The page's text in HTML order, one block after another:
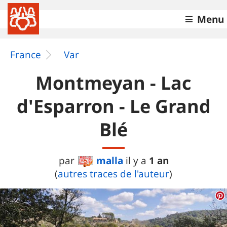
Menu
France Var
Montmeyan - Lac
d'Esparron - Le Grand
Blé
par malla il y a 1 an
(autres traces de l'auteur)